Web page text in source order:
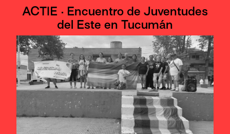
ACTIE · Encuentro de Juventudes
del Este en Tucumán